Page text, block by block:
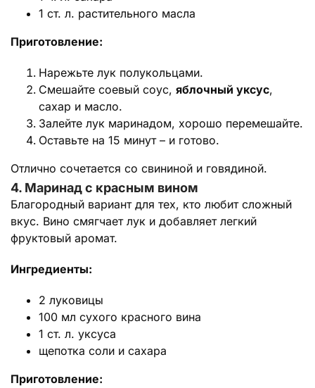
1 ст. л. растительного масла
Приготовление:
Нарежьте лук полукольцами.
Смешайте соевый соус, яблочный уксус,
сахар и масло.
Залейте лук маринадом, хорошо перемешайте.
Оставьте на 15 минут – и готово.
Отлично сочетается со свининой и говядиной.
4. Маринад с красным вином
Благородный вариант для тех, кто любит сложный
вкус. Вино смягчает лук и добавляет легкий
фруктовый аромат.
Ингредиенты:
2 луковицы
100 мл сухого красного вина
1 ст. л. уксуса
щепотка соли и сахара
Приготовление: